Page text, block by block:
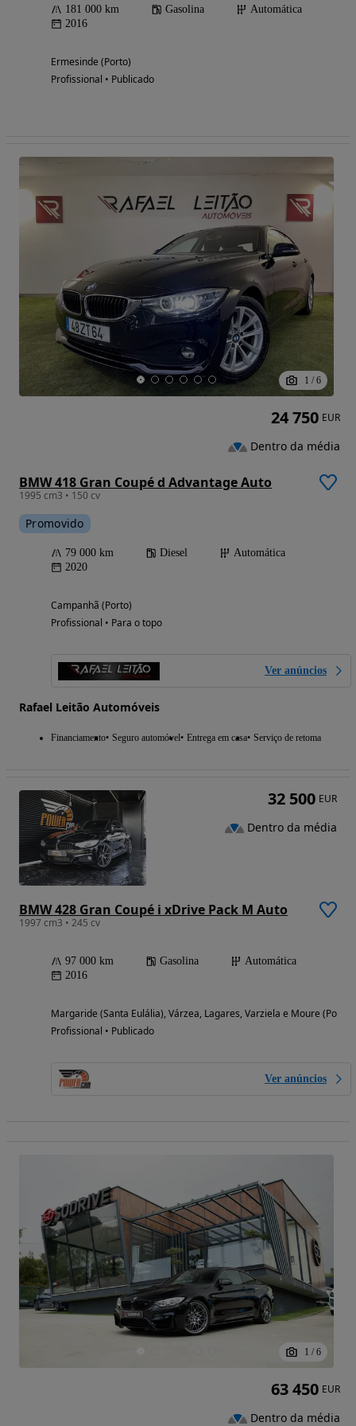
181 000 km Gasolina
Automática
2016
Ermesinde (Porto)
Profissional • Publicado
1 / 6
BMW 418 Gran Coupé d Advantage Auto
1995 cm3 • 150 cv
Promovido
79 000 km Diesel
Automática
2020
Campanhã (Porto)
Profissional • Para o topo
Ver anúncios
Rafael Leitão Automóveis
Financiamento Seguro automóvel Entrega em casa Serviço de retoma
24 750 EUR
Dentro da média
BMW 428 Gran Coupé i xDrive Pack M Auto
1997 cm3 • 245 cv
97 000 km Gasolina
Automática
2016
Margaride (Santa Eulália), Várzea, Lagares, Varziela e Moure (Porto)
Profissional • Publicado
Ver anúncios
32 500 EUR
Dentro da média
1 / 6
63 450 EUR
Dentro da média